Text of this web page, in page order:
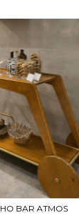
BAR ATMOS